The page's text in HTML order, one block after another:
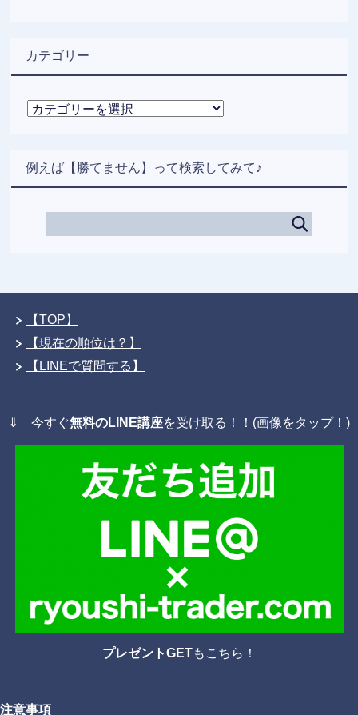
カテゴリー
カ
ー
例えば【勝てません】って検索してみて♪
【TOP】
【現在の順位は？】
【LINEで質問する】
⇓ 今すぐ無料のLINE講座を受け取る！！(画像をタップ！)
プレゼントGETもこちら！
注意事項